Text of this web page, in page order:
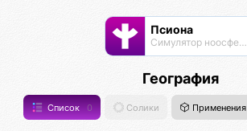
Псиона
Cимулятор ноосферы
География
Список 0 Солики Применения